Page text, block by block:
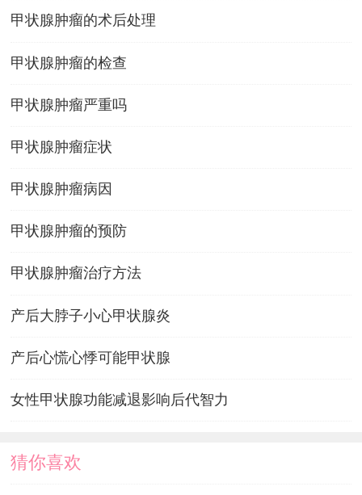
甲状腺肿瘤的术后处理
甲状腺肿瘤的检查
甲状腺肿瘤严重吗
甲状腺肿瘤症状
甲状腺肿瘤病因
甲状腺肿瘤的预防
甲状腺肿瘤治疗方法
产后大脖子小心甲状腺炎
产后心慌心悸可能甲状腺
女性甲状腺功能减退影响后代智力
猜你喜欢